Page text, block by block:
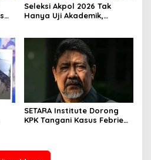
Seleksi Akpol 2026 Tak
Hanya Uji Akademik,
SETARA Institute Dorong
KPK Tangani Kasus Febrie